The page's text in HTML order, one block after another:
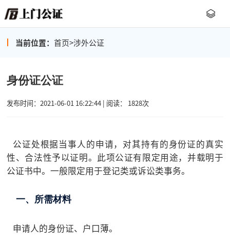
当前位置： 首页>涉外公证
身份证公证
发布时间：2021-06-01 16:22:44 | 阅读： 1828次
公证处根据当事人的申请，对其持有的身份证的真实
性、合法性予以证明。此项公证有限定用途，并载明于
公证书中。一般限定用于登记类或诉讼类事务。
一、所需材料
申请人的身份证、户口薄。